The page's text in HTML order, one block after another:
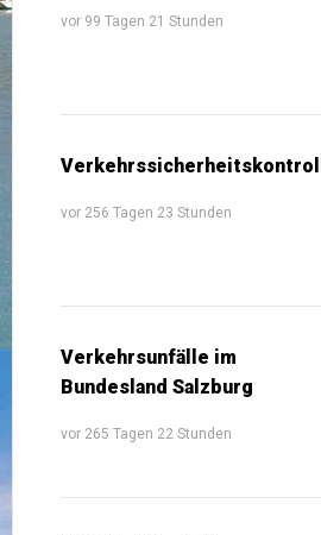
vor 99 Tagen 21 Stunden
vor 256 Tagen 23 Stunden
Verkehrsunfälle im
Bundesland Salzburg
vor 265 Tagen 22 Stunden